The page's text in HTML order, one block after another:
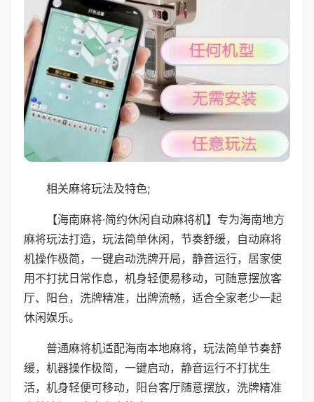
相关麻将玩法及特色;
【海南麻将·简约休闲自动麻将机】专为海南地方
麻将玩法打造，玩法简单休闲，节奏舒缓，自动麻将
机操作极简，一键启动洗牌开局，静音运行，居家使
用不打扰日常作息，机身轻便易移动，可随意摆放客
厅、阳台，洗牌精准，出牌流畅，适合全家老少一起
休闲娱乐。
普通麻将机适配海南本地麻将，玩法简单节奏舒
缓，机器操作极简，一键启动，静音运行不打扰生
活，机身轻便可移动，阳台客厅随意摆放，洗牌精准